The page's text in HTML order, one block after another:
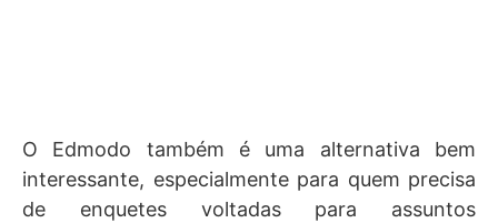
O Edmodo também é uma alternativa bem
interessante, especialmente para quem precisa
de enquetes voltadas para assuntos